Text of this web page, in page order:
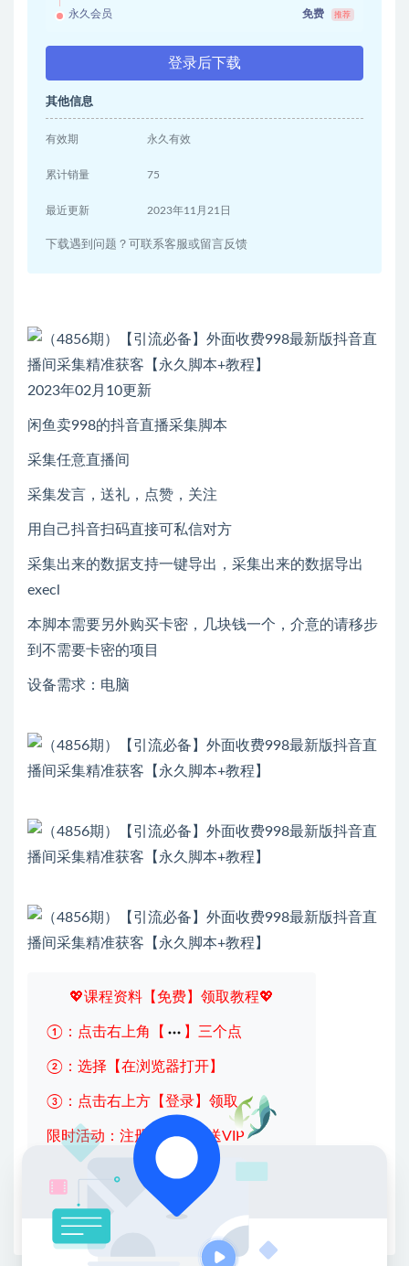
永久会员 免费 推荐
登录后下载
其他信息
有效期 永久有效
累计销量 75
最近更新 2023年11月21日
下载遇到问题？可联系客服或留言反馈
2023年02月10更新
闲鱼卖998的抖音直播采集脚本
采集任意直播间
采集发言，送礼，点赞，关注
用自己抖音扫码直接可私信对方
采集出来的数据支持一键导出，采集出来的数据导出
execl
本脚本需要另外购买卡密，几块钱一个，介意的请移步
到不需要卡密的项目
设备需求：电脑
💖课程资料【免费】领取教程💖
①：点击右上角【 】三个点
②：选择【在浏览器打开】
③：点击右上方【登录】领取
限时活动：注册新用户赠送VIP
收藏 链接